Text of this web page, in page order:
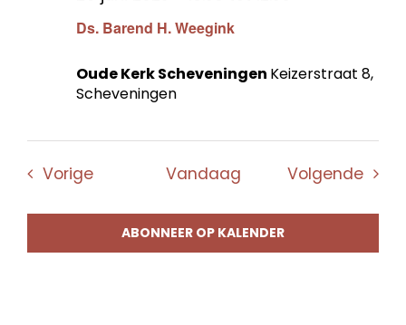
Ds. Barend H. Weegink
Oude Kerk Scheveningen Keizerstraat 8,
Scheveningen
VorigeEvenementenVandaag Volgende
ABONNEER OP KALENDER